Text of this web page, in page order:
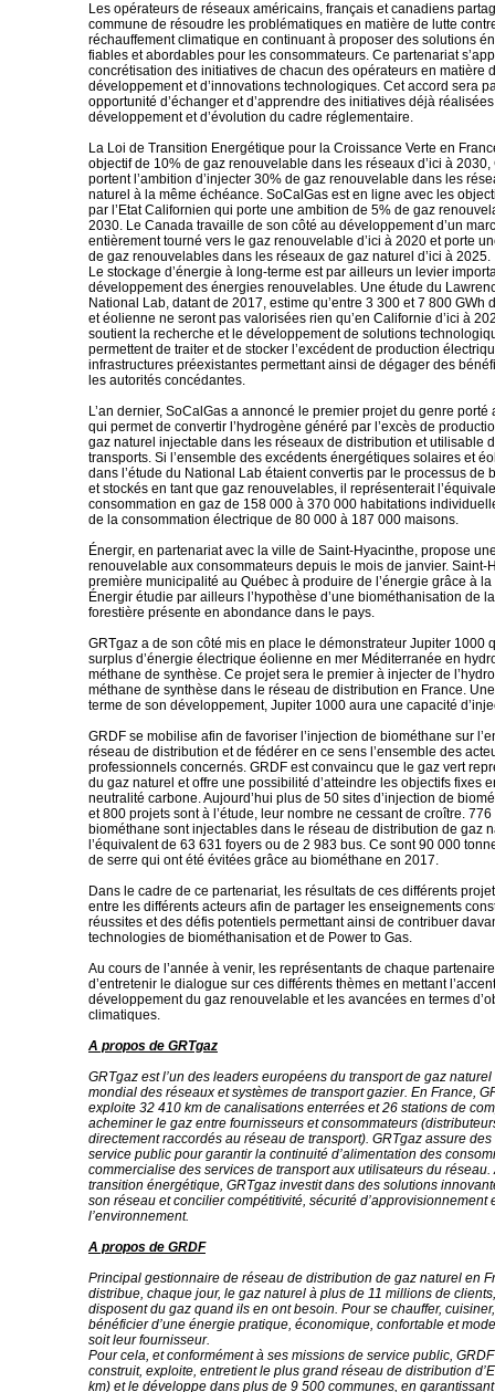
Les opérateurs de réseaux américains, français et canadiens
commune de résoudre les problématiques en matière de lutte
réchauffement climatique en continuant à proposer des solutions
fiables et abordables pour les consommateurs. Ce partenariat
concrétisation des initiatives de chacun des opérateurs en matière
développement et d’innovations technologiques. Cet accord sera
opportunité d’échanger et d’apprendre des initiatives déjà
développement et d’évolution du cadre réglementaire.
La Loi de Transition Energétique pour la Croissance Verte en
objectif de 10% de gaz renouvelable dans les réseaux d’ici à 2030,
portent l’ambition d’injecter 30% de gaz renouvelable dans les
naturel à la même échéance. SoCalGas est en ligne avec les
par l’Etat Californien qui porte une ambition de 5% de gaz
2030. Le Canada travaille de son côté au développement d’un
entièrement tourné vers le gaz renouvelable d’ici à 2020 et porte
de gaz renouvelables dans les réseaux de gaz naturel d’ici à 2025.
Le stockage d’énergie à long-terme est par ailleurs un levier
développement des énergies renouvelables. Une étude du
National Lab, datant de 2017, estime qu’entre 3 300 et 7 800 GWh
et éolienne ne seront pas valorisées rien qu’en Californie d’ici à
soutient la recherche et le développement de solutions
permettent de traiter et de stocker l’excédent de production
infrastructures préexistantes permettant ainsi de dégager des
les autorités concédantes.
L’an dernier, SoCalGas a annoncé le premier projet du genre porté
qui permet de convertir l’hydrogène généré par l’excès de
gaz naturel injectable dans les réseaux de distribution et utilisable
transports. Si l’ensemble des excédents énergétiques solaires et
dans l’étude du National Lab étaient convertis par le processus de
et stockés en tant que gaz renouvelables, il représenterait
consommation en gaz de 158 000 à 370 000 habitations
de la consommation électrique de 80 000 à 187 000 maisons.
Énergir, en partenariat avec la ville de Saint-Hyacinthe, propose
renouvelable aux consommateurs depuis le mois de janvier. Saint-
première municipalité au Québec à produire de l’énergie grâce à
Énergir étudie par ailleurs l’hypothèse d’une biométhanisation de
forestière présente en abondance dans le pays.
GRTgaz a de son côté mis en place le démonstrateur Jupiter 1000
surplus d’énergie électrique éolienne en mer Méditerranée en
méthane de synthèse. Ce projet sera le premier à injecter de
méthane de synthèse dans le réseau de distribution en France.
terme de son développement, Jupiter 1000 aura une capacité
GRDF se mobilise afin de favoriser l’injection de biométhane sur
réseau de distribution et de fédérer en ce sens l’ensemble des
professionnels concernés. GRDF est convaincu que le gaz vert
du gaz naturel et offre une possibilité d’atteindre les objectifs fixes
neutralité carbone. Aujourd’hui plus de 50 sites d’injection de
et 800 projets sont à l’étude, leur nombre ne cessant de croître.
biométhane sont injectables dans le réseau de distribution de gaz
l’équivalent de 63 631 foyers ou de 2 983 bus. Ce sont 90 000
de serre qui ont été évitées grâce au biométhane en 2017.
Dans le cadre de ce partenariat, les résultats de ces différents
entre les différents acteurs afin de partager les enseignements
réussites et des défis potentiels permettant ainsi de contribuer
technologies de biométhanisation et de Power to Gas.
Au cours de l’année à venir, les représentants de chaque
d’entretenir le dialogue sur ces différents thèmes en mettant
développement du gaz renouvelable et les avancées en termes
climatiques.
A propos de GRTgaz
GRTgaz est l’un des leaders européens du transport de gaz
mondial des réseaux et systèmes de transport gazier. En France,
exploite 32 410 km de canalisations enterrées et 26 stations de
acheminer le gaz entre fournisseurs et consommateurs
directement raccordés au réseau de transport). GRTgaz assure
service public pour garantir la continuité d’alimentation des
commercialise des services de transport aux utilisateurs du réseau.
transition énergétique, GRTgaz investit dans des solutions
son réseau et concilier compétitivité, sécurité d’approvisionnement
l’environnement.
A propos de GRDF
Principal gestionnaire de réseau de distribution de gaz naturel en
distribue, chaque jour, le gaz naturel à plus de 11 millions de
disposent du gaz quand ils en ont besoin. Pour se chauffer,
bénéficier d’une énergie pratique, économique, confortable et
soit leur fournisseur.
Pour cela, et conformément à ses missions de service public,
construit, exploite, entretient le plus grand réseau de distribution
km) et le développe dans plus de 9 500 communes, en